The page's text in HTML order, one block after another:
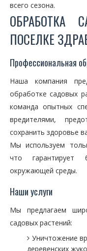
всего сезона.
ОБРАБОТКА
ПОСЕЛКЕ
Профессиональная
Наша компания
обработке садовых
команда опытных
вредителями,
сохранить здоровье
Мы используем
что гарантирует
окружающей среды.
Наши услуги
Мы предлагаем
садовых растений:
Уничтожение
деревенских